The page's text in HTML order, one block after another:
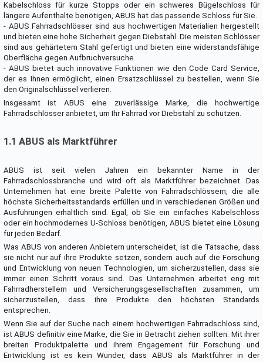
Kabelschloss für kurze Stopps oder ein schweres Bügelschloss für
längere Aufenthalte benötigen, ABUS hat das passende Schloss für Sie.
- ABUS Fahrradschlösser sind aus hochwertigen Materialien hergestellt
und bieten eine hohe Sicherheit gegen Diebstahl. Die meisten Schlösser
sind aus gehärtetem Stahl gefertigt und bieten eine widerstandsfähige
Oberfläche gegen Aufbruchversuche.
- ABUS bietet auch innovative Funktionen wie den Code Card Service,
der es Ihnen ermöglicht, einen Ersatzschlüssel zu bestellen, wenn Sie
den Originalschlüssel verlieren.
Insgesamt ist ABUS eine zuverlässige Marke, die hochwertige
Fahrradschlösser anbietet, um Ihr Fahrrad vor Diebstahl zu schützen.
1.1 ABUS als Marktführer
ABUS ist seit vielen Jahren ein bekannter Name in der
Fahrradschlossbranche und wird oft als Marktführer bezeichnet. Das
Unternehmen hat eine breite Palette von Fahrradschlössern, die alle
höchste Sicherheitsstandards erfüllen und in verschiedenen Größen und
Ausführungen erhältlich sind. Egal, ob Sie ein einfaches Kabelschloss
oder ein hochmodernes U-Schloss benötigen, ABUS bietet eine Lösung
für jeden Bedarf.
Was ABUS von anderen Anbietern unterscheidet, ist die Tatsache, dass
sie nicht nur auf ihre Produkte setzen, sondern auch auf die Forschung
und Entwicklung von neuen Technologien, um sicherzustellen, dass sie
immer einen Schritt voraus sind. Das Unternehmen arbeitet eng mit
Fahrradherstellern und Versicherungsgesellschaften zusammen, um
sicherzustellen, dass ihre Produkte den höchsten Standards
entsprechen.
Wenn Sie auf der Suche nach einem hochwertigen Fahrradschloss sind,
ist ABUS definitiv eine Marke, die Sie in Betracht ziehen sollten. Mit ihrer
breiten Produktpalette und ihrem Engagement für Forschung und
Entwicklung ist es kein Wunder, dass ABUS als Marktführer in der